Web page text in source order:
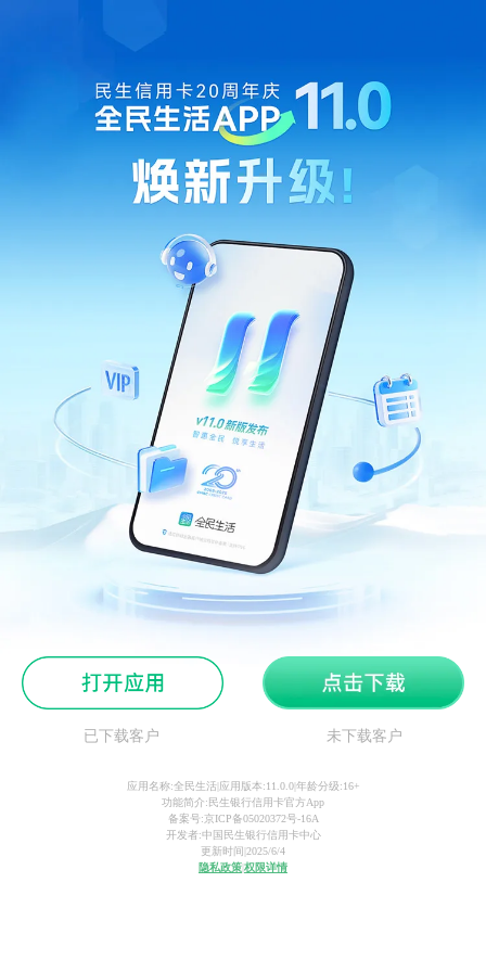
已下载客户
应用名称:全民生活|应用版本:11.0.0|年龄分级:16+
功能简介:民生银行信用卡官方App
备案号:京ICP备05020372号-16A
开发者:中国民生银行信用卡中心
更新时间|2025/6/4
隐私政策权限详情
未下载客户